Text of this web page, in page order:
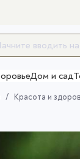
Дом и сад
Красота и